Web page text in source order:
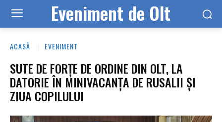
Eveniment de Olt
ACASĂ EVENIMENT
SUTE DE FORȚE DE ORDINE DIN OLT, LA
DATORIE ÎN MINIVACANȚA DE RUSALII ȘI
ZIUA COPILULUI